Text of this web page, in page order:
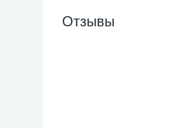
Отзывы